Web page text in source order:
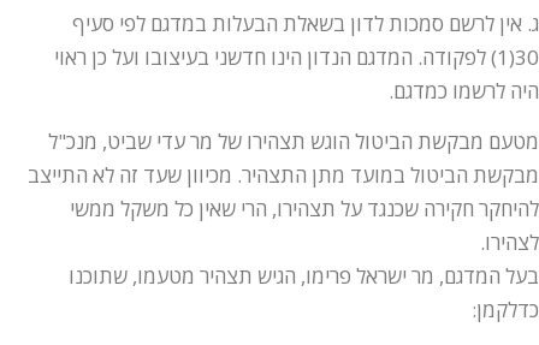
ג. אין לרשם סמכות לדון בשאלת הבעלות במדגם לפי סעיף
30(1) לפקודה. המדגם הנדון הינו חדשני בעיצובו ועל כן ראוי
היה לרשמו כמדגם.
מטעם מבקשת הביטול הוגש תצהירו של מר עדי שביט, מנכ"ל
מבקשת הביטול במועד מתן התצהיר. מכיוון שעד זה לא התייצב
להיחקר חקירה שכנגד על תצהירו, הרי שאין כל משקל ממשי
לצהירו.
בעל המדגם, מר ישראל פרימו, הגיש תצהיר מטעמו, שתוכנו
כדלקמן: